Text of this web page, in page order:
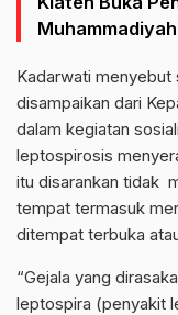
Kadarwati menyebut
disampaikan dari
dalam kegiatan
leptospirosis
itu disarankan tidak
tempat termasuk
ditempat terbuka
“Gejala yang
leptospira (penyakit